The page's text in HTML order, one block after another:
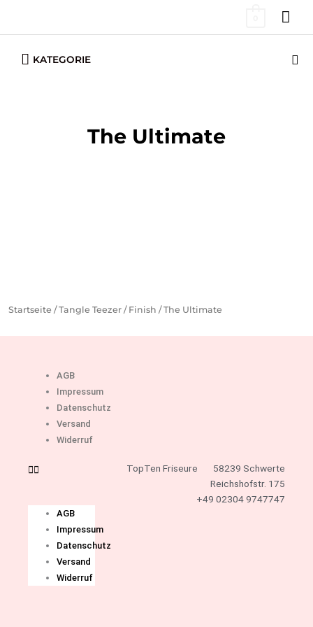
springen
KATEGORIE
The Ultimate
Startseite /Tangle Teezer / Finish / The Ultimate
AGB
Impressum
Datenschutz
Versand
Widerruf
AGB
Impressum
Datenschutz
Versand
Widerruf
TopTen Friseure
58239 Schwerte
Reichshofstr. 175
+49 02304 9747747